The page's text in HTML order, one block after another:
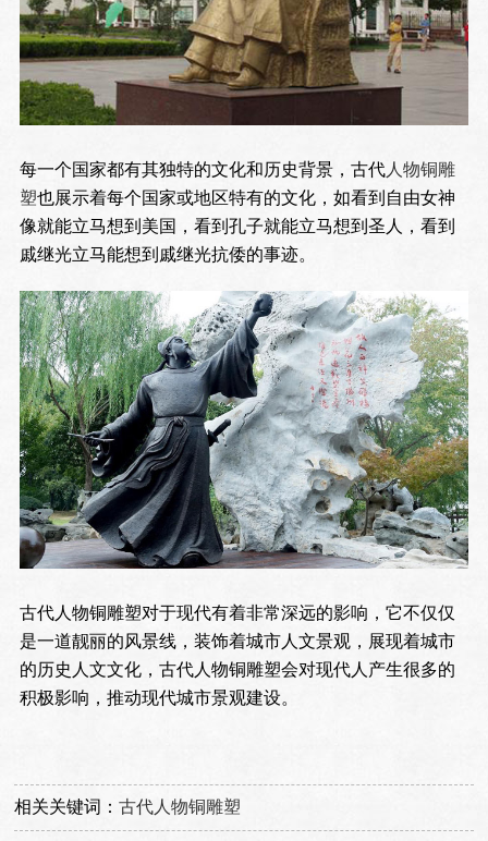
每一个国家都有其独特的文化和历史背景，古代 人物铜雕
塑也展示着每个国家或地区特有的文化，如看到自由女神
像就能立马想到美国，看到孔子就能立马想到圣人，看到
戚继光立马能想到戚继光抗倭的事迹。
古代人物铜雕塑对于现代有着非常深远的影响，它不仅仅
是一道靓丽的风景线，装饰着城市人文景观，展现着城市
的历史人文文化，古代人物铜雕塑会对现代人产生很多的
积极影响，推动现代城市景观建设。
相关关键词：古代人物铜雕塑